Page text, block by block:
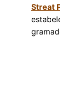
Streat